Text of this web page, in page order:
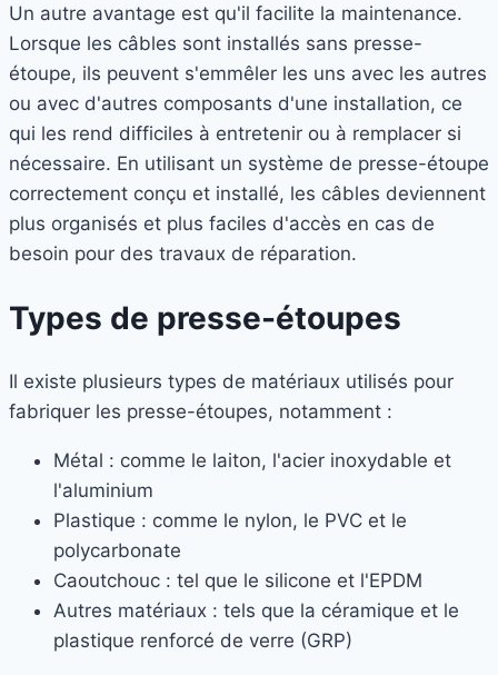
Un autre avantage est qu'il facilite la maintenance.
Lorsque les câbles sont installés sans presse-
étoupe, ils peuvent s'emmêler les uns avec les autres
ou avec d'autres composants d'une installation, ce
qui les rend difficiles à entretenir ou à remplacer si
nécessaire. En utilisant un système de presse-étoupe
correctement conçu et installé, les câbles deviennent
plus organisés et plus faciles d'accès en cas de
besoin pour des travaux de réparation.
Types de presse-étoupes
Il existe plusieurs types de matériaux utilisés pour
fabriquer les presse-étoupes, notamment :
Métal : comme le laiton, l'acier inoxydable et
l'aluminium
Plastique : comme le nylon, le PVC et le
polycarbonate
Caoutchouc : tel que le silicone et l'EPDM
Autres matériaux : tels que la céramique et le
plastique renforcé de verre (GRP)